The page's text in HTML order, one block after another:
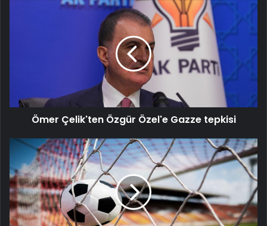
Ömer Çelik'ten Özgür Özel'e Gazze tepkisi
10
Pazartesi
Bugün
Hangi
Maçlar
Var?